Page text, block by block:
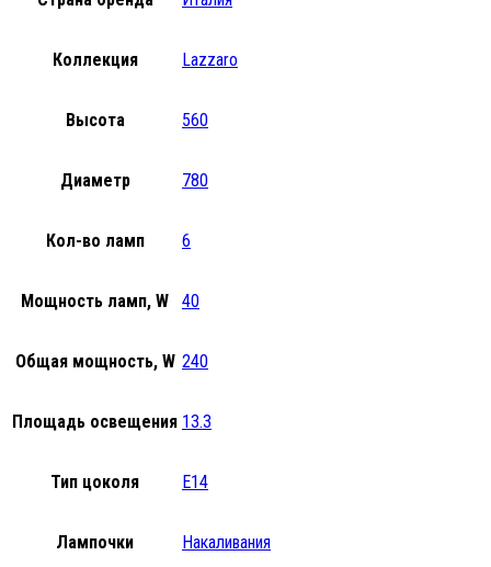
Коллекция Lazzaro
Высота 560
Диаметр 780
Кол-во ламп 6
Мощность ламп, W 40
Общая мощность, W 240
Площадь освещения 13.3
Тип цоколя E14
Лампочки Накаливания